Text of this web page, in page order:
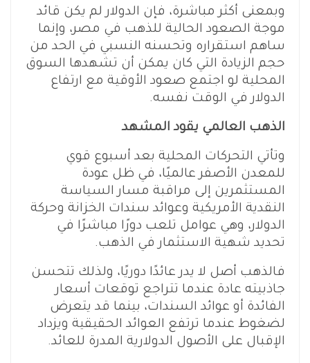
وبمعنى أكثر مباشرة، فإن الدولار لم يكن قائد
موجة الصعود الحالية للذهب في مصر، وإنما
ساهم استقراره وتحسنه النسبي في الحد من
حجم الزيادة التي كان يمكن أن تشهدها السوق
المحلية لو اجتمع صعود الأوقية مع ارتفاع
الدولار في الوقت نفسه.
الذهب العالمي يقود المشهد
وتأتي التحركات المحلية بعد أسبوع قوي
للمعدن الأصفر عالميًا، في ظل عودة
المستثمرين إلى مراقبة مسار السياسة
النقدية الأمريكية وعوائد سندات الخزانة وحركة
الدولار، وهي عوامل تلعب دورًا مباشرًا في
تحديد شهية الاستثمار في الذهب.
فالذهب أصل لا يدر عائدًا دوريًا، ولذلك تتحسن
جاذبيته عادة عندما تتراجع توقعات أسعار
الفائدة أو عوائد السندات، بينما قد يتعرض
لضغوط عندما ترتفع العوائد الحقيقية ويزداد
الإقبال على الأصول الدولارية المدرة للعائد.